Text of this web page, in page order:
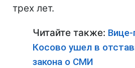
трех лет.
Читайте также:
Косово ушел в
закона о СМИ